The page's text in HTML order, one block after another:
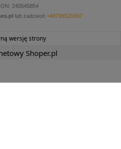
240545854
lub zadzwoń +48796521697
wersję strony
Shoper.pl